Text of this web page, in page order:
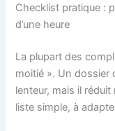
Checklist pratique :
d’une heure
La plupart des
moitié ». Un dossier
lenteur, mais il
liste simple, à